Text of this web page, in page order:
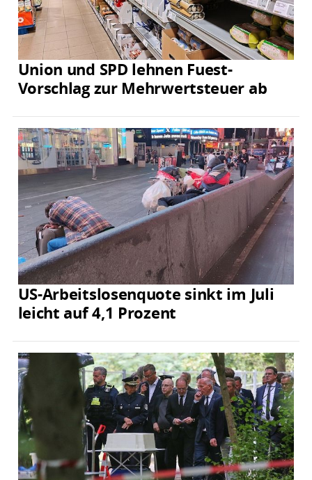
Union und SPD lehnen Fuest-
Vorschlag zur Mehrwertsteuer ab
US-Arbeitslosenquote sinkt im Juli
leicht auf 4,1 Prozent